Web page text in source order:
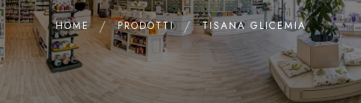
Contatti
HOME PRODOTTI TISANA GLICEMIA